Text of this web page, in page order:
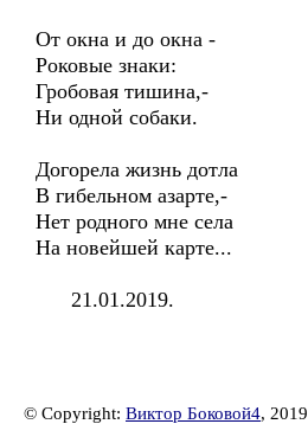
От окна и до окна -
Роковые знаки:
Гробовая тишина,-
Ни одной собаки.
Догорела жизнь дотла
В гибельном азарте,-
Нет родного мне села
На новейшей карте...
21.01.2019.
© Copyright: Виктор Боковой4, 2019